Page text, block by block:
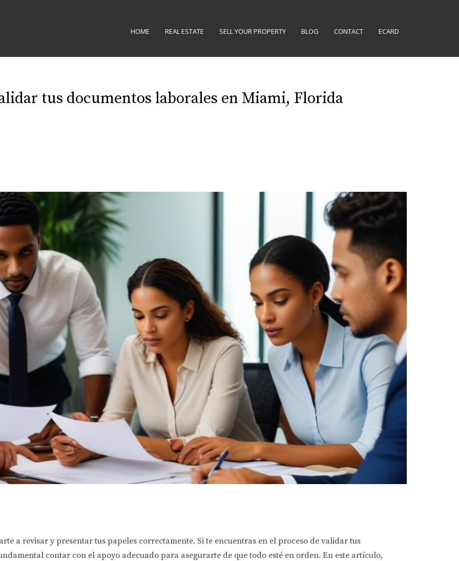
HOME REAL ESTATE SELL YOUR PROPERTY BLOG CONTACT ECARD
tus documentos laborales en Miami, Florida
a revisar y presentar tus papeles correctamente. Si te encuentras en el proceso de validar tus
contar con el apoyo adecuado para asegurarte de que todo esté en orden. En este artículo,